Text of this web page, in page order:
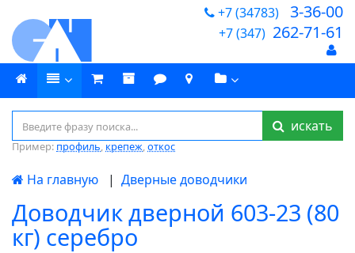
+7 (34783) 3-36-00
+7 (347) 262-71-61
искать
Пример: профиль, крепеж,откос
На главную | Дверные доводчики
Доводчик дверной 603-23 (80
кг) серебро